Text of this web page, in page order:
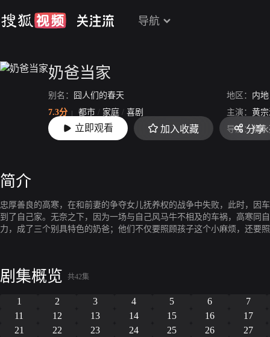
导航
奶爸当家
别名： 囧人们的春天 地区： 内地
7.3分
都市 / 家庭 / 喜剧 主演： 黄
上映： 2015 导演：焦
立即观看 加入收藏 分享
简介
忠厚善良的高寒，在和前妻的争夺女儿抚养权的战争中失败，此时，因
到了自己家。无奈之下，因为一场与自己风马牛不相及的车祸，高寒同
力，成了三个别具特色的奶爸；他们不仅要照顾孩子这个小麻烦，还要
剧集概览 共42集
1 2 3 4 5 6
7
11
12 13 14 15 16
17
21
22 23 24 25 26
27